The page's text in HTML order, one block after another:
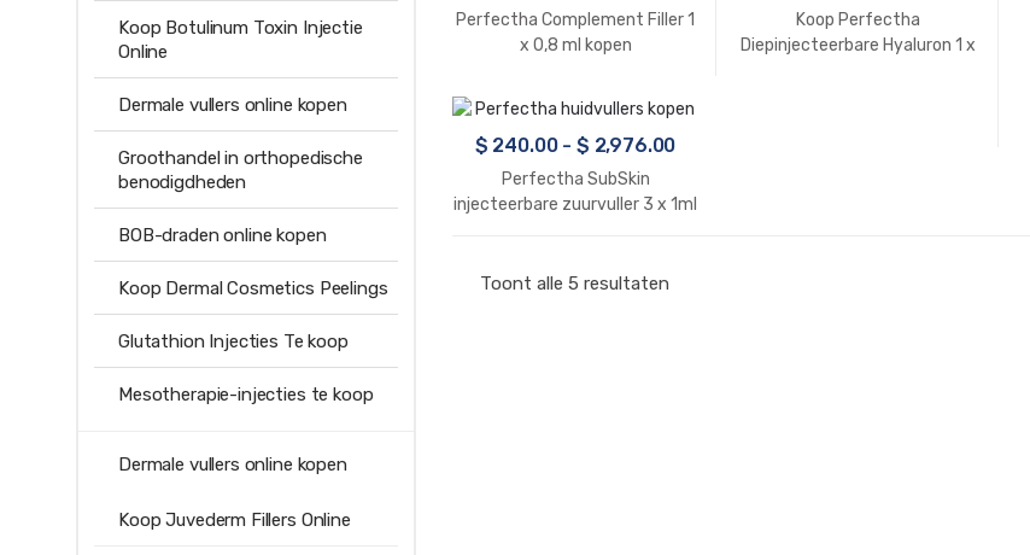
Perfectha Complement Filler 1
x 0,8 ml kopen
Koop Perfectha
Diepinjecteerbare Hyaluron 1 x
$ 240.00- $ 2,976.00
Perfectha SubSkin
injecteerbare zuurvuller 3 x 1ml
Toont alle 5 resultaten
Koop Botulinum Toxin Injectie
Online
Dermale vullers online kopen
Groothandel in orthopedische
benodigdheden
BOB-draden online kopen
Koop Dermal Cosmetics Peelings
Glutathion Injecties Te koop
Mesotherapie-injecties te koop
Dermale vullers online kopen
Koop Juvederm Fillers Online